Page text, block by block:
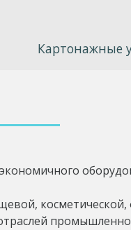
Картонажные